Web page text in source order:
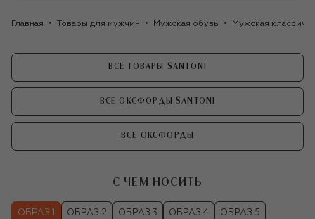
Главная Товары для мужчин Мужская обувь Мужская
ВСЕ ТОВАРЫ SANTONI
ВСЕ ОКСФОРДЫ SANTONI
ВСЕ ОКСФОРДЫ
С ЧЕМ НОСИТЬ
ОБРАЗ 1 ОБРАЗ 2 ОБРАЗ 3 ОБРАЗ 4 ОБРАЗ 5